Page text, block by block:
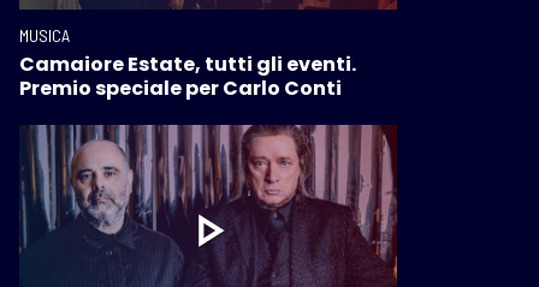
MUSICA
Camaiore Estate, tutti gli eventi.
Premio speciale per Carlo Conti